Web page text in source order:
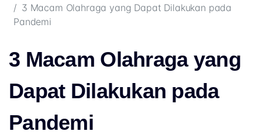
3 Macam Olahraga yang Dapat Dilakukan pada
Pandemi
3 Macam Olahraga yang
Dapat Dilakukan pada
Pandemi